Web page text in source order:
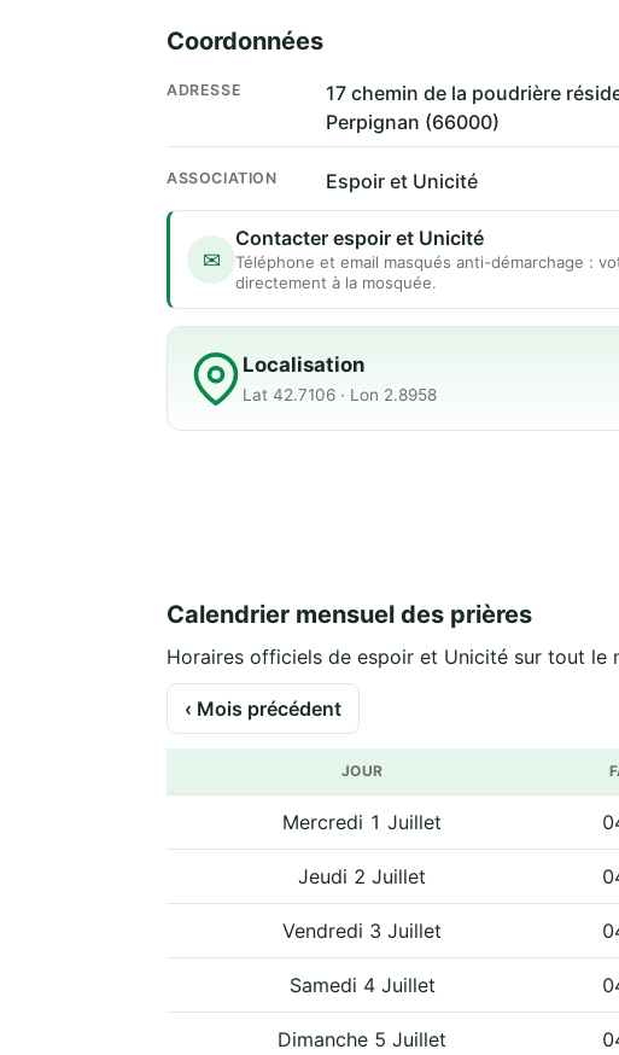
Coordonnées
ADRESSE
17 chemin de la poudrière
Perpignan (66000)
ASSOCIATION Espoir et Unicité
✉
Contacter espoir et Unicité
Téléphone et email masqués anti-démarchage :
directement à la mosquée.
Localisation
Lat 42.7106 · Lon 2.8958
Calendrier mensuel des prières
Horaires officiels de espoir et Unicité sur tout le
‹ Mois précédent
JOUR
Mercredi 1 Juillet
Jeudi 2 Juillet
Vendredi 3 Juillet
Samedi 4 Juillet
Dimanche 5 Juillet